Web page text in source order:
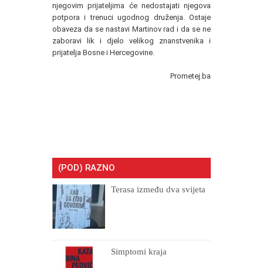
njegovim prijateljima će nedostajati njegova
potpora i trenuci ugodnog druženja. Ostaje
obaveza da se nastavi Martinov rad i da se ne
zaboravi lik i djelo velikog znanstvenika i
prijatelja Bosne i Hercegovine.
Prometej.ba
(POD) RAZNO
Terasa između dva svijeta
Simptomi kraja